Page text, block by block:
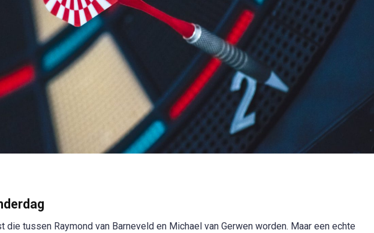
die tussen Raymond van Barneveld en Michael van Gerwen worden. Maar een echte